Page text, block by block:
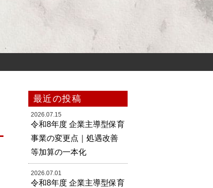
最近の投稿
令和8年度 企業主導型保育
事業の変更点｜処遇改善
等加算の一本化
2026.07.15
令和8年度 企業主導型保育
2026.07.01